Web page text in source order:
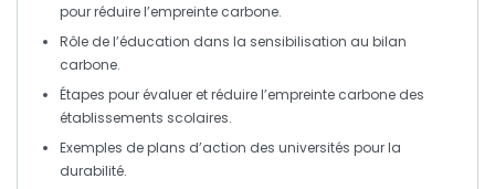
pour réduire l’empreinte carbone.
Rôle de l’éducation dans la sensibilisation au bilan
carbone.
Étapes pour évaluer etréduirel’empreinte carbone des
établissements scolaires.
Exemples deplans d’action des universités pour la
durabilité.